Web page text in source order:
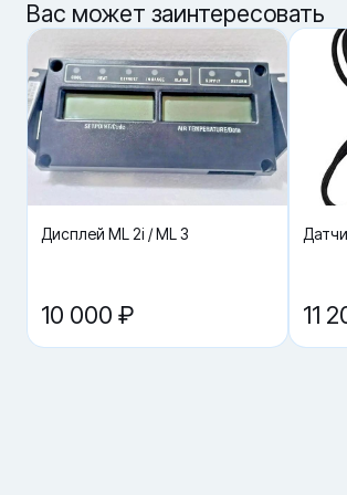
некорректному подключению, перегреву
повторному ремонту.
Артикул: 17-40093-06
Параметры подбора
· Тип: клеммник компрессора / Terminal plate
· Исполнение: 5 клемм (5 terminals)
· Подбор: по артикулу + по электросхеме/
компрессора
· Проверка совместимости: по модели
Что важно при подборе и замене
терминал (другой артикул).
· Проверьте состояние junction box/крышки и
попадании влаги окисляются контакты и
Вас может заинтересовать
Дисплей ML 2i / ML 3
10 000 ₽ 11